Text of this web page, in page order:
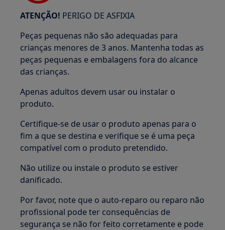
ATENÇÃO! PERIGO DE ASFIXIA
Peças pequenas não são adequadas para
crianças menores de 3 anos. Mantenha todas as
peças pequenas e embalagens fora do alcance
das crianças.
Apenas adultos devem usar ou instalar o
produto.
Certifique-se de usar o produto apenas para o
fim a que se destina e verifique se é uma peça
compatível com o produto pretendido.
Não utilize ou instale o produto se estiver
danificado.
Por favor, note que o auto-reparo ou reparo não
profissional pode ter consequências de
segurança se não for feito corretamente e pode